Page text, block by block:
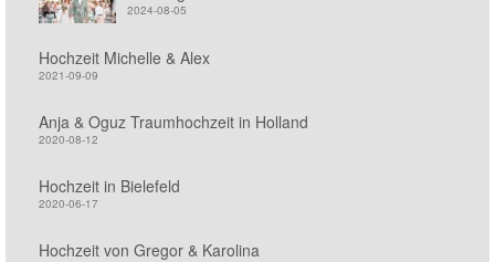
2024-08-05
Hochzeit Michelle & Alex
2021-09-09
Anja & Oguz Traumhochzeit in Holland
2020-08-12
Hochzeit in Bielefeld
2020-06-17
Hochzeit von Gregor & Karolina